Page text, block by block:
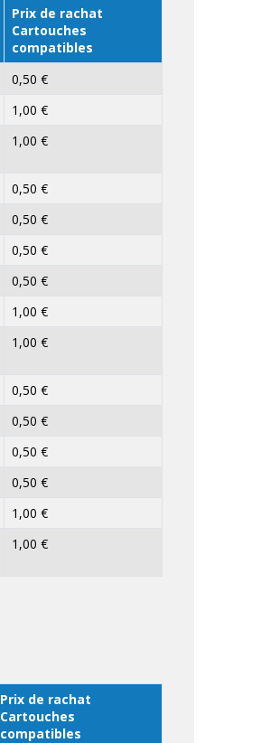
Prix de rachat
Cartouches
compatibles
0,50 €
1,00 €
1,00 €
0,50 €
0,50 €
0,50 €
0,50 €
1,00 €
1,00 €
0,50 €
0,50 €
0,50 €
0,50 €
1,00 €
1,00 €
Prix de rachat
Cartouches
compatibles